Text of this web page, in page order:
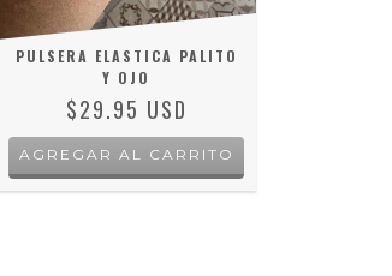
PULSERA ELASTICA PALITO
Y OJO
$29.95 USD